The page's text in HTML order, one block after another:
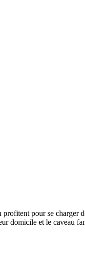
pour se charger
domicile et le caveau